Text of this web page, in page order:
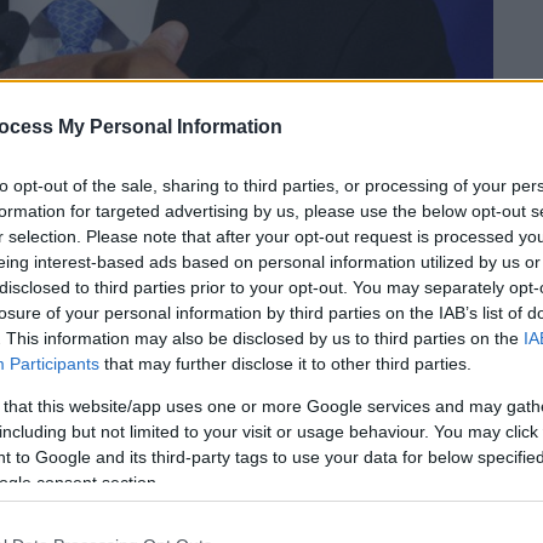
My Personal Information
opt-out of the sale, sharing to third parties, or processing of your
for targeted advertising by us, please use the below opt-out
selection. Please note that after your opt-out request is processed
interest-based ads based on personal information utilized by us
to third parties prior to your opt-out. You may separately
of your personal information by third parties on the IAB’s list of
This information may also be disclosed by us to third parties on the
Participants that may further disclose it to other third parties.
that this website/app uses one or more Google services and may
but not limited to your visit or usage behaviour. You may
to Google and its third-party tags to use your data for below
consent section.
το ΕΘΝΟΣ στη Google
Κουόμοδήλωσε σήμερα «αηδιασμένος»
ΗΠΑ Ντόναλντ Τραμπ ότιένας 75χρονος
να σπρώχνεται από αστυνομικό στο
«έπεσε πιο απότομα από όσο
που με εκπλήσσει ακόμη και μετά
ο Κουόμο στην καθημερινή του
σε ένα σημείο που λες, ‘Τίποτα